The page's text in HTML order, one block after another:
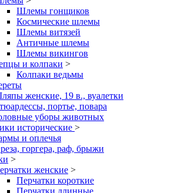
Шлемы гонщиков
Космические шлемы
Шлемы витязей
Античные шлемы
Шлемы викингов
и колпаки >
Колпаки ведьмы
женские, 19 в., вуалетки
портье, повара
уборы животных
исторические >
и оплечья
горгера, раф, брыжи
>
женские >
Перчатки короткие